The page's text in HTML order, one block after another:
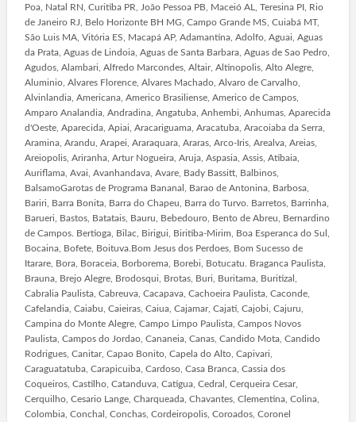
Poa, Natal RN, Curitiba PR, João Pessoa PB, Maceió AL, Teresina PI, Rio
de Janeiro RJ, Belo Horizonte BH MG, Campo Grande MS, Cuiabá MT,
São Luis MA, Vitória ES, Macapá AP, Adamantina, Adolfo, Aguai, Aguas
da Prata, Aguas de Lindoia, Aguas de Santa Barbara, Aguas de Sao Pedro,
Agudos, Alambari, Alfredo Marcondes, Altair, Altinopolis, Alto Alegre,
Aluminio, Alvares Florence, Alvares Machado, Alvaro de Carvalho,
Alvinlandia, Americana, Americo Brasiliense, Americo de Campos,
Amparo Analandia, Andradina, Angatuba, Anhembi, Anhumas, Aparecida
d'Oeste, Aparecida, Apiai, Aracariguama, Aracatuba, Aracoiaba da Serra,
Aramina, Arandu, Arapei, Araraquara, Araras, Arco-Iris, Arealva, Areias,
Areiopolis, Ariranha, Artur Nogueira, Aruja, Aspasia, Assis, Atibaia,
Auriflama, Avai, Avanhandava, Avare, Bady Bassitt, Balbinos,
BalsamoGarotas de Programa Bananal, Barao de Antonina, Barbosa,
Bariri, Barra Bonita, Barra do Chapeu, Barra do Turvo. Barretos, Barrinha,
Barueri, Bastos, Batatais, Bauru, Bebedouro, Bento de Abreu, Bernardino
de Campos. Bertioga, Bilac, Birigui, Biritiba-Mirim, Boa Esperanca do Sul,
Bocaina, Bofete, Boituva.Bom Jesus dos Perdoes, Bom Sucesso de
Itarare, Bora, Boraceia, Borborema, Borebi, Botucatu. Braganca Paulista,
Brauna, Brejo Alegre, Brodosqui, Brotas, Buri, Buritama, Buritizal,
Cabralia Paulista, Cabreuva, Cacapava, Cachoeira Paulista, Caconde,
Cafelandia, Caiabu, Caieiras, Caiua, Cajamar, Cajati, Cajobi, Cajuru,
Campina do Monte Alegre, Campo Limpo Paulista, Campos Novos
Paulista, Campos do Jordao, Cananeia, Canas, Candido Mota, Candido
Rodrigues, Canitar, Capao Bonito, Capela do Alto, Capivari,
Caraguatatuba, Carapicuiba, Cardoso, Casa Branca, Cassia dos
Coqueiros, Castilho, Catanduva, Catigua, Cedral, Cerqueira Cesar,
Cerquilho, Cesario Lange, Charqueada, Chavantes, Clementina, Colina,
Colombia, Conchal, Conchas, Cordeiropolis, Coroados, Coronel